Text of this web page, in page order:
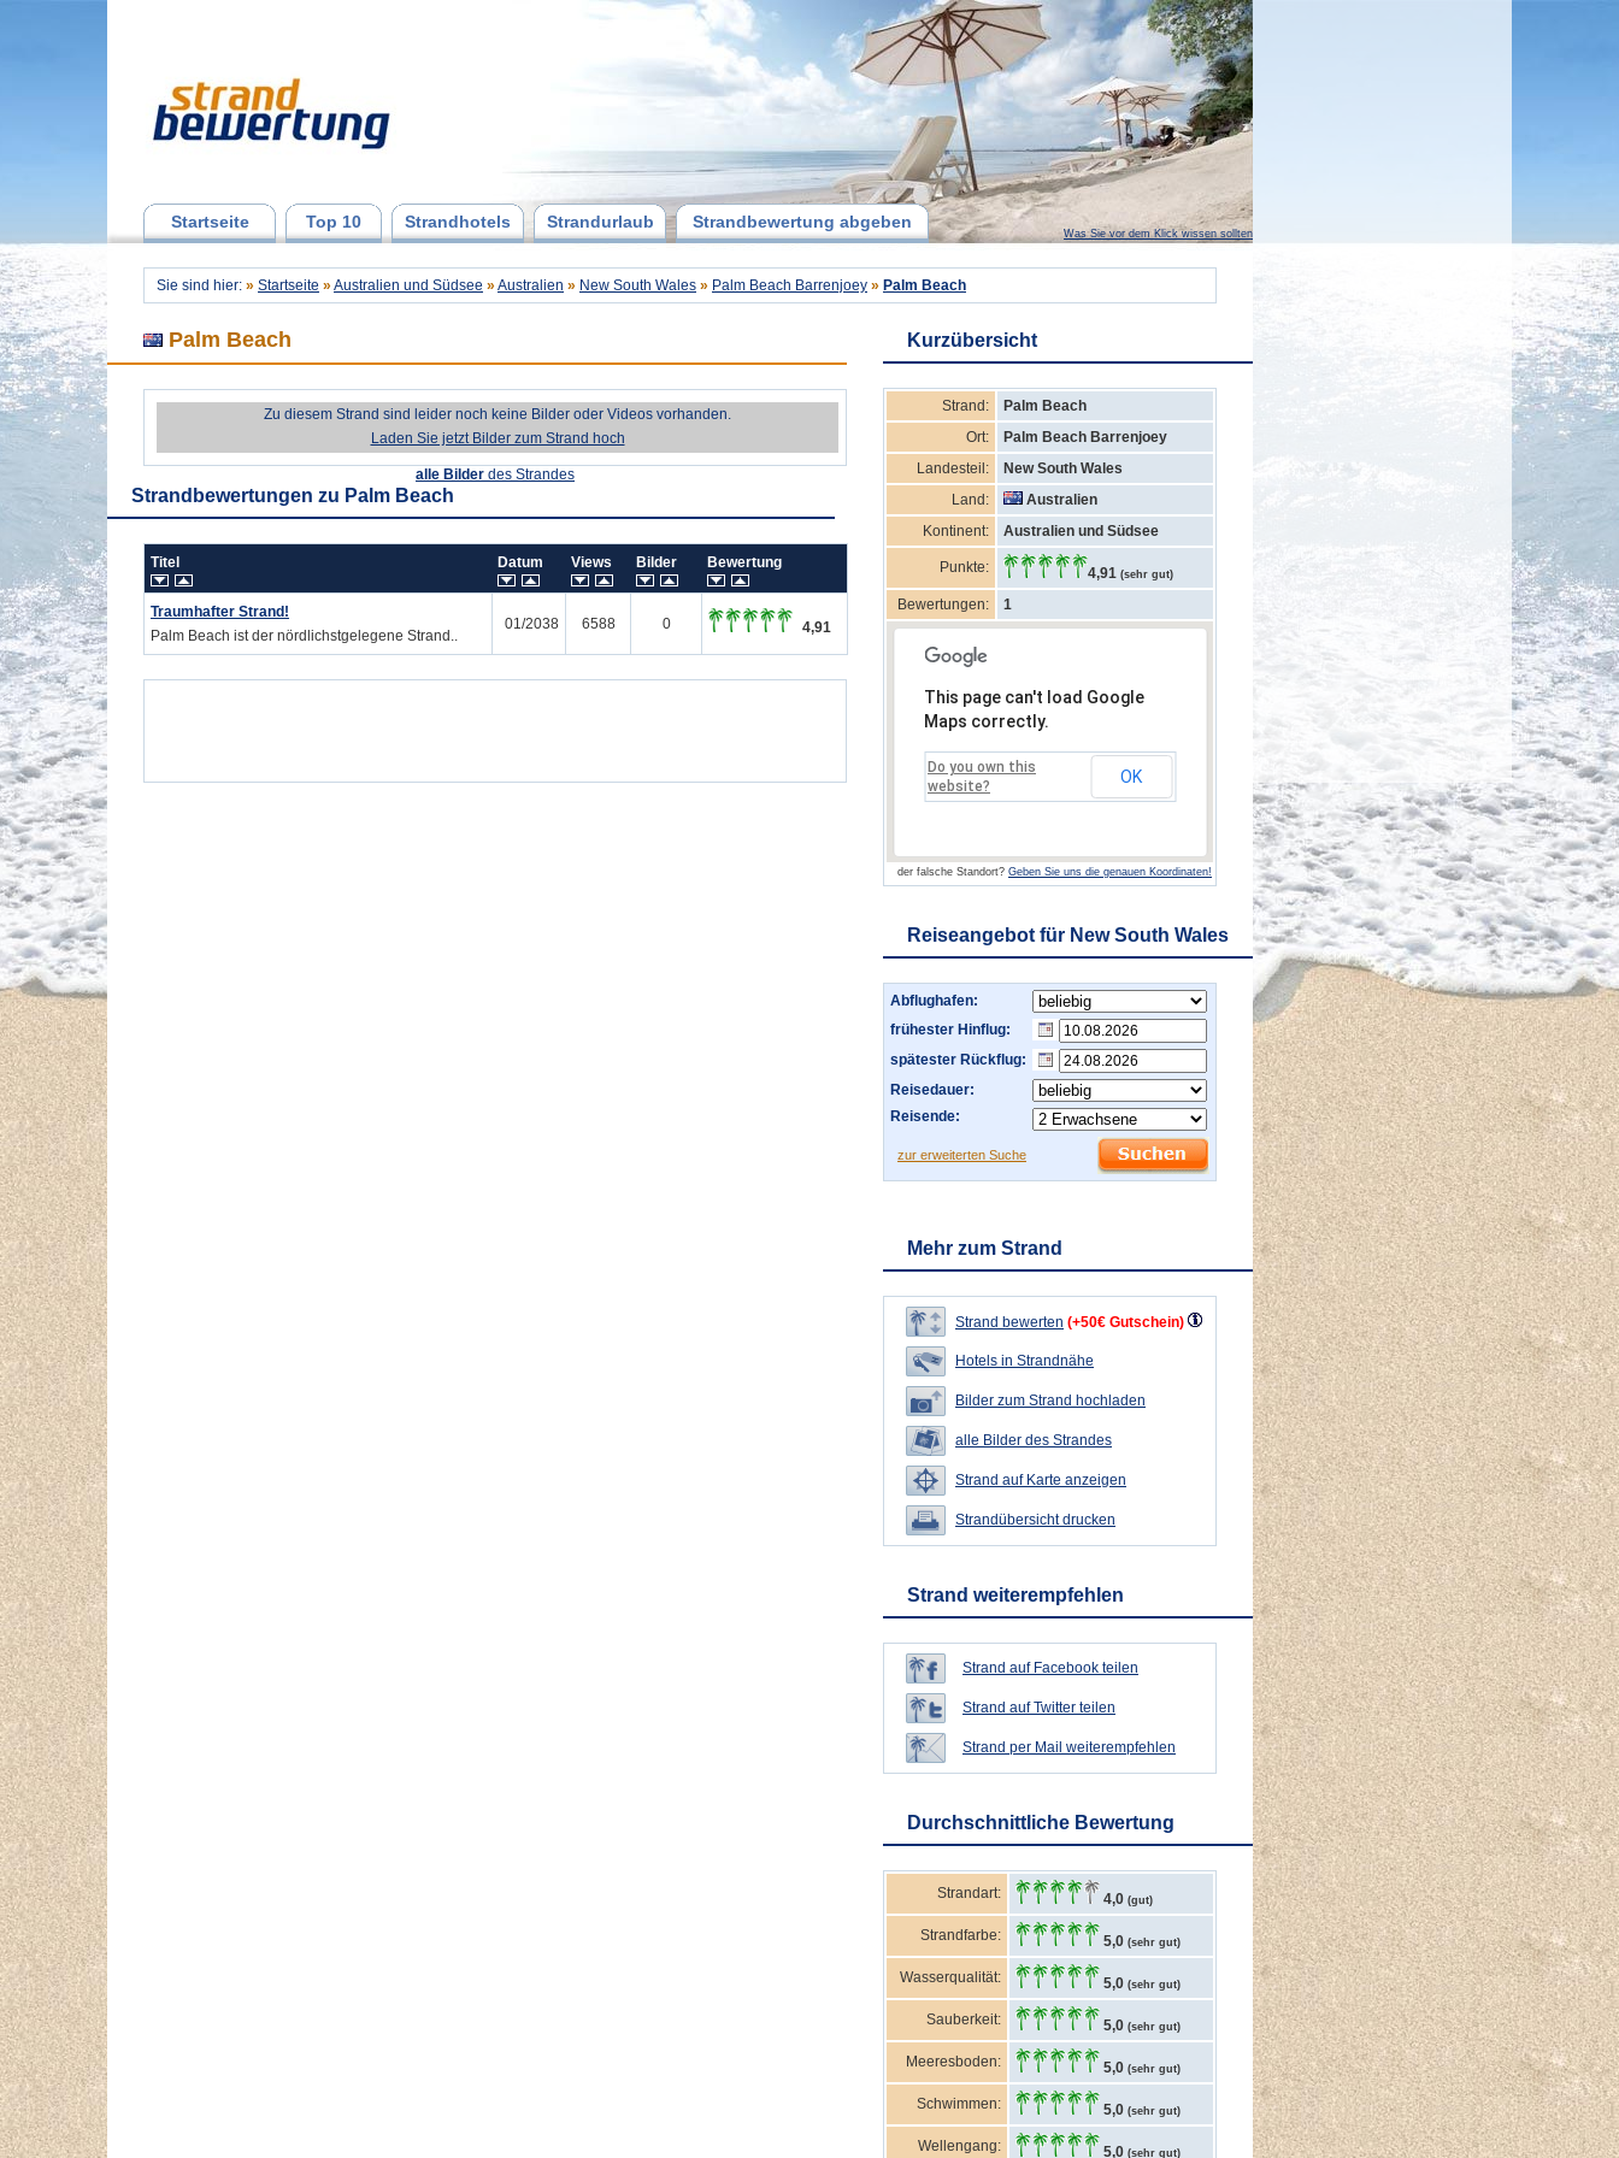
Startseite Top 10 Strandhotels Strandurlaub Strandbewertung abgeben
Was Sie vor dem Klick wissen sollten
Sie sind hier: » Startseite » Australien und Südsee » Australien » New South Wales » Palm Beach Barrenjoey » Palm Beach
Palm Beach
Zu diesem Strand sind leider noch keine Bilder oder Videos vorhanden.
Laden Sie jetzt Bilder zum Strand hoch
alle Bilder des Strandes
Strandbewertungen zu Palm Beach
Titel Datum Views Bilder Bewertung
Traumhafter Strand!
Palm Beach ist der nördlichstgelegene Strand..
01/2038 6588 0 4,91
Kurzübersicht
Strand:
Palm Beach
Ort:
Palm Beach Barrenjoey
Landesteil:
New South Wales
Land:
Australien
Kontinent:
Australien und Südsee
Punkte: 4,91 (sehr gut)
Bewertungen: 1
This page can't load Google
Maps correctly.
Do you own this
website?
OK
der falsche Standort? Geben Sie uns die genauen Koordinaten!
Reiseangebot für New South Wales
Abflughafen:
frühester Hinflug:
spätester Rückflug:
Reisedauer:
Reisende:
zur erweiterten Suche
Mehr zum Strand
Strand bewerten (+50€ Gutschein)
Hotels in Strandnähe
Bilder zum Strand hochladen
alle Bilder des Strandes
Strand auf Karte anzeigen
Strandübersicht drucken
Strand weiterempfehlen
Strand auf Facebook teilen
Strand auf Twitter teilen
Strand per Mail weiterempfehlen
Durchschnittliche Bewertung
Strandart: 4,0 (gut)
Strandfarbe: 5,0 (sehr gut)
Wasserqualität: 5,0 (sehr gut)
Sauberkeit: 5,0 (sehr gut)
Meeresboden: 5,0 (sehr gut)
Schwimmen: 5,0 (sehr gut)
Wellengang: 5,0 (sehr gut)